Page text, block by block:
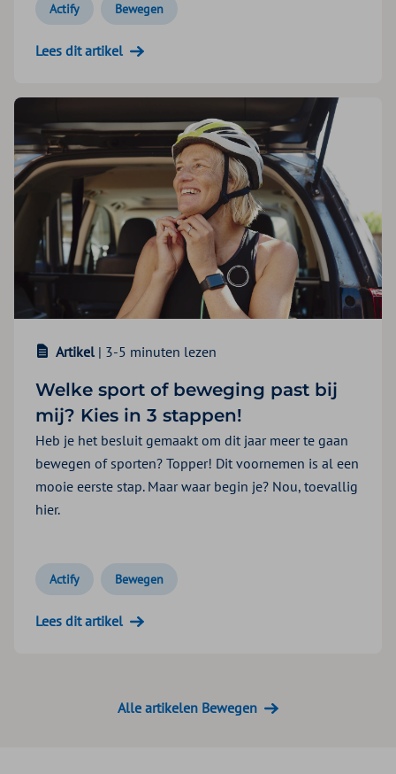
Actify Bewegen
Lees dit artikel
Artikel | 3-5 minuten lezen
Welke sport of beweging past bij
mij? Kies in 3 stappen!
Heb je het besluit gemaakt om dit jaar meer te gaan
bewegen of sporten? Topper! Dit voornemen is al een
mooie eerste stap. Maar waar begin je? Nou, toevallig
hier.
Actify Bewegen
Lees dit artikel
Alle artikelen Bewegen